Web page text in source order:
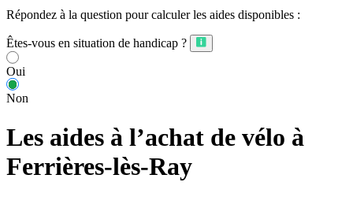
Répondez à la question pour calculer les aides disponibles :
Êtes-vous en situation de handicap ?
Oui
Non
Les aides à l’achat de vélo à
Ferrières-lès-Ray